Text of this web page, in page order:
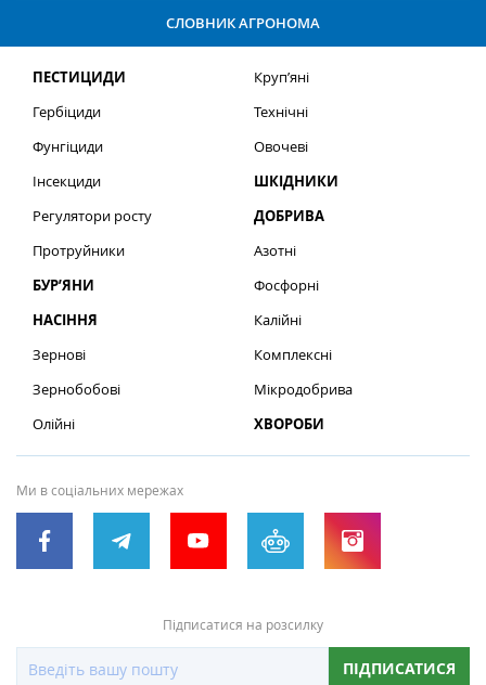
СЛОВНИК АГРОНОМА
ПЕСТИЦИДИ
Гербіциди
Фунгіциди
Інсекциди
Регулятори росту
Протруйники
БУР’ЯНИ
НАСІННЯ
Зернові
Зернобобові
Олійні
Круп’яні
Технічні
Овочеві
ШКІДНИКИ
ДОБРИВА
Азотні
Фосфорні
Калійні
Комплексні
Мікродобрива
ХВОРОБИ
Ми в соціальних мережах
Підписатися на розсилку
ПІДПИСАТИСЯ